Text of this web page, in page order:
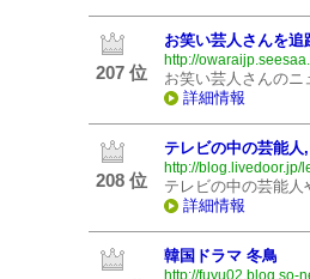
207 位
お笑い芸人さんを追
http://
お笑い芸人さんの
詳細情報
208 位
テレビの中の芸能人
http://blog.livedoor.jp/
テレビの中の芸能
詳細情報
韓国ドラマ 冬鳥
http://fuyu02.blog.so-